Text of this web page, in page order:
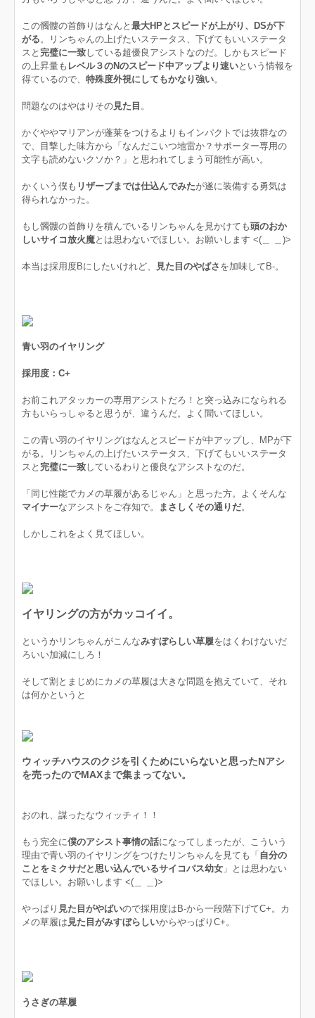
この髑髏の首飾りはなんと 最大HPとスピードが上がり、DSが下
がる。リンちゃんの上げたいステータス、下げてもいいステータ
スと 完璧に一致 している超優良アシストなのだ。しかもスピード
の上昇量も レベル３のNのスピード中アップより速いという情報を
得ているので、 特殊度外視にしてもかなり強い。
問題なのはやはりその見た目 。
かぐややマリアンが蓬莱をつけるよりもインパクトでは抜群なの
で、目撃した味方から「なんだこいつ地雷か？サポーター専用の
文字も読めないクソか？」と思われてしまう可能性が高い。
かくいう僕も リザーブまでは仕込んでみたが遂に装備する勇気は
得られなかった。
もし髑髏の首飾りを積んでいるリンちゃんを見かけても頭のおか
しいサイコ放火魔とは思わないでほしい。お願いします <(＿ ＿)>
本当は採用度Bにしたいけれど、 見た目のやばさ を加味してB-。
青い羽のイヤリング
採用度：C+
お前これアタッカーの専用アシストだろ！と突っ込みになられる
方もいらっしゃると思うが、違うんだ。よく聞いてほしい。
この青い羽のイヤリングはなんとスピードが中アップし、MPが下
がる。リンちゃんの上げたいステータス、下げてもいいステータ
スと 完璧に一致 しているわりと優良なアシストなのだ。
「同じ性能でカメの草履があるじゃん」と思った方。よくそんな
マイナーなアシストをご存知で。 まさしくその通りだ。
しかしこれをよく見てほしい。
イヤリングの方がカッコイイ。
というかリンちゃんがこんなみすぼらしい草履をはくわけないだ
ろいい加減にしろ！
そして割とまじめにカメの草履は大きな問題を抱えていて、それ
は何かというと
ウィッチハウスのクジを引くためにいらないと思ったNアシ
を売ったのでMAXまで集まってない。
おのれ、謀ったなウィッチィ！！
もう完全に僕のアシスト事情の話になってしまったが、こういう
理由で青い羽のイヤリングをつけたリンちゃんを見ても「 自分の
ことをミクサだと思い込んでいるサイコパス幼女 」とは思わない
でほしい。お願いします <(＿ ＿)>
やっぱり 見た目がやばいので採用度はB-から一段階下げてC+。カ
メの草履は 見た目がみすぼらしいからやっぱりC+。
うさぎの草履